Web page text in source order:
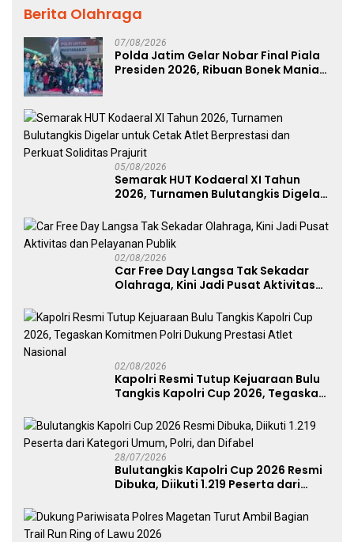
Berita Olahraga
07/08/2026
Polda Jatim Gelar Nobar Final Piala
Presiden 2026, Ribuan Bonek Mania
05/08/2026
Semarak HUT Kodaeral XI Tahun
2026, Turnamen Bulutangkis Digelar
Perkuat Soliditas Prajurit
02/08/2026
Car Free Day Langsa Tak Sekadar
Olahraga, Kini Jadi Pusat Aktivitas
02/08/2026
Kapolri Resmi Tutup Kejuaraan Bulu
Tangkis Kapolri Cup 2026, Tegaskan
Atlet Nasional
28/07/2026
Bulutangkis Kapolri Cup 2026 Resmi
Dibuka, Diikuti 1.219 Peserta dari